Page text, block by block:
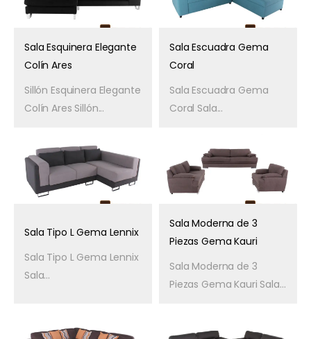
Sala Esquinera Elegante
Colín Ares
Sillón Esquinera Elegante
Colín Ares Sillón...
Sala Escuadra Gema
Coral
Sala Escuadra Gema
Coral Sala...
Sala Tipo L Gema Lennix
Sala Tipo L Gema Lennix
Sala...
Sala Moderna de 3
Piezas Gema Kauri
Sala Moderna de 3
Piezas Gema Kauri Sala...